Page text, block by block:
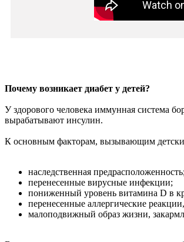
Почему возникает диабет у детей?
У здорового человека иммунная система
вырабатывают инсулин.
К основным факторам, вызывающим
наследственная предрасположенность;
перенесенные вирусные инфекции;
пониженный уровень витамина D в
перенесенные аллергические
малоподвижный образ жизни,